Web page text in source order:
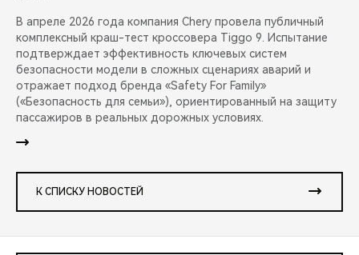
В апреле 2026 года компания Chery провела публичный
комплексный краш-тест кроссовера Tiggo 9. Испытание
подтверждает эффективность ключевых систем
безопасности модели в сложных сценариях аварий и
отражает подход бренда «Safety For Family»
(«Безопасность для семьи»), ориентированный на защиту
пассажиров в реальных дорожных условиях.
К СПИСКУ НОВОСТЕЙ